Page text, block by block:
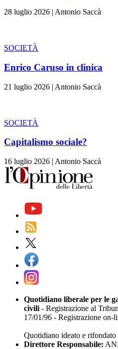
28 luglio 2026 | Antonio Saccà
SOCIETÀ
Enrico Caruso in clinica
21 luglio 2026 | Antonio Saccà
SOCIETÀ
Capitalismo sociale?
16 luglio 2026 | Antonio Saccà
Quotidiano liberale per le
civili - Registrazione al
17/01/96 - Registrazione on-
Quotidiano ideato e rifondato
Direttore Responsabile: